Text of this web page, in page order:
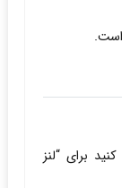
برای “لنز